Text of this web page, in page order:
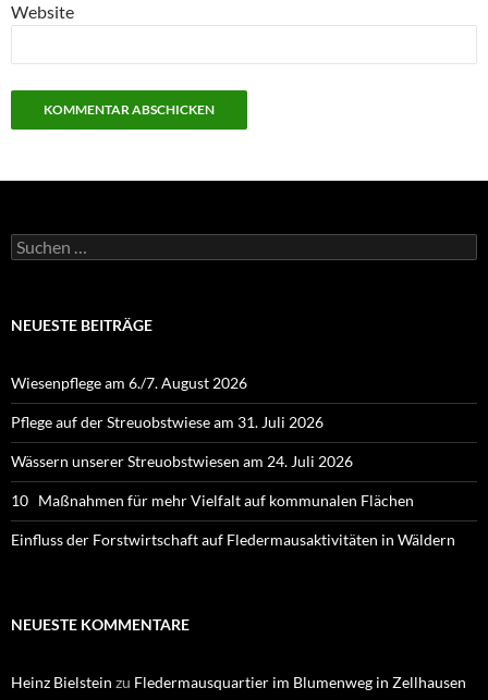
Website
Suchen
nach:
NEUESTE BEITRÄGE
Wiesenpflege am 6./7. August 2026
Pflege auf der Streuobstwiese am 31. Juli 2026
Wässern unserer Streuobstwiesen am 24. Juli 2026
10 Maßnahmen für mehr Vielfalt auf kommunalen Flächen
Einfluss der Forstwirtschaft auf Fledermausaktivitäten in Wäldern
NEUESTE KOMMENTARE
Heinz Bielstein zu Fledermausquartier im Blumenweg in Zellhausen